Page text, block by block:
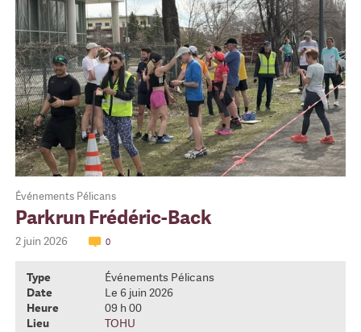
Boutique
Devenir membre
Événements Pélicans
Parkrun Frédéric-Back
2 juin 2026 0
Type
Événements Pélicans
Date
Le 6 juin 2026
Heure
09 h 00
Lieu
TOHU